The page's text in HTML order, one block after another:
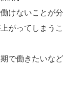
けないことが分
がってしまうこ
で働きたいなど